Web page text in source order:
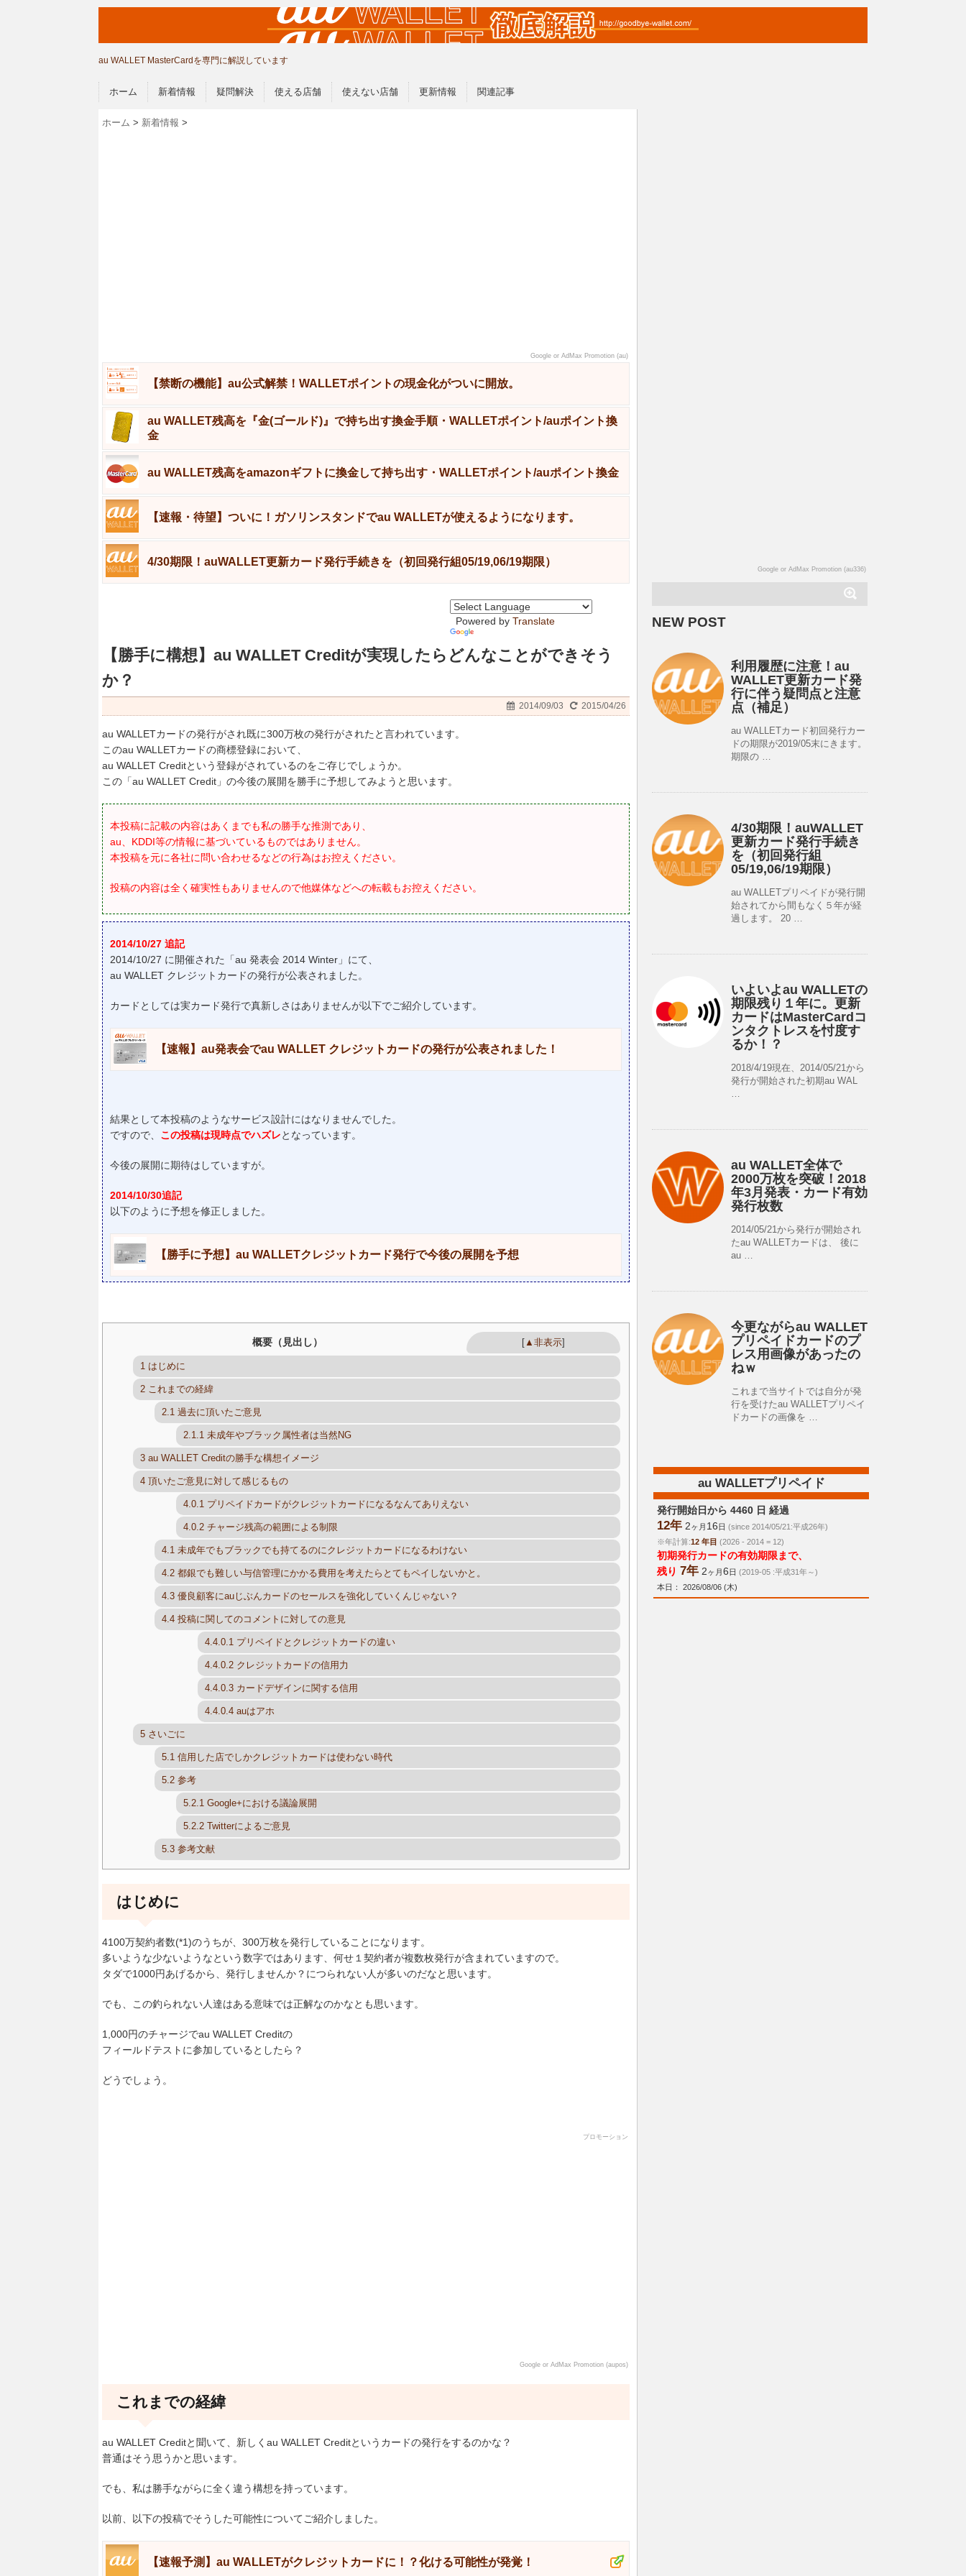
au WALLET MasterCardを専門に解説しています
ホーム 新着情報 疑問解決 使える店舗 使えない店舗 更新情報 関連記事
ホーム > 新着情報 >
Google or AdMax Promotion (au)
【禁断の機能】au公式解禁！WALLETポイントの現金化がついに開放。
au WALLET残高を『金(ゴールド)』で持ち出す換金手順・WALLETポイント/auポイント換
金
au WALLET残高をamazonギフトに換金して持ち出す・WALLETポイント/auポイント換金
【速報・待望】ついに！ガソリンスタンドでau WALLETが使えるようになります。
4/30期限！auWALLET更新カード発行手続きを（初回発行組05/19,06/19期限）
Powered by Translate
【勝手に構想】au WALLET Creditが実現したらどんなことができそう
か？
2014/09/03 2015/04/26
au WALLETカードの発行がされ既に300万枚の発行がされたと言われています。
このau WALLETカードの商標登録において、
au WALLET Creditという登録がされているのをご存じでしょうか。
この「au WALLET Credit」の今後の展開を勝手に予想してみようと思います。
本投稿に記載の内容はあくまでも私の勝手な推測であり、
au、KDDI等の情報に基づいているものではありません。
本投稿を元に各社に問い合わせるなどの行為はお控えください。
投稿の内容は全く確実性もありませんので他媒体などへの転載もお控えください。
2014/10/27 追記
2014/10/27 に開催された「au 発表会 2014 Winter」にて、
au WALLET クレジットカードの発行が公表されました。
カードとしては実カード発行で真新しさはありませんが以下でご紹介しています。
【速報】au発表会でau WALLET クレジットカードの発行が公表されました！
結果として本投稿のようなサービス設計にはなりませんでした。
ですので、 この投稿は現時点でハズレとなっています。
今後の展開に期待はしていますが。
2014/10/30追記
以下のように予想を修正しました。
【勝手に予想】au WALLETクレジットカード発行で今後の展開を予想
概要（見出し） ▲非表示
1 はじめに
2 これまでの経緯
2.1 過去に頂いたご意見
2.1.1 未成年やブラック属性者は当然NG
3 au WALLET Creditの勝手な構想イメージ
4 頂いたご意見に対して感じるもの
4.0.1 プリペイドカードがクレジットカードになるなんてありえない
4.0.2 チャージ残高の範囲による制限
4.1 未成年でもブラックでも持てるのにクレジットカードになるわけない
4.2 都銀でも難しい与信管理にかかる費用を考えたらとてもペイしないかと。
4.3 優良顧客にauじぶんカードのセールスを強化していくんじゃない？
4.4 投稿に関してのコメントに対しての意見
4.4.0.1 プリペイドとクレジットカードの違い
4.4.0.2 クレジットカードの信用力
4.4.0.3 カードデザインに関する信用
4.4.0.4 auはアホ
5 さいごに
5.1 信用した店でしかクレジットカードは使わない時代
5.2 参考
5.2.1 Google+における議論展開
5.2.2 Twitterによるご意見
5.3 参考文献
はじめに
4100万契約者数(*1)のうちが、300万枚を発行していることになります。
多いような少ないようなという数字ではあります、何せ１契約者が複数枚発行が含まれていますので。
タダで1000円あげるから、発行しませんか？につられない人が多いのだなと思います。
でも、この釣られない人達はある意味では正解なのかなとも思います。
1,000円のチャージでau WALLET Creditの
フィールドテストに参加しているとしたら？
どうでしょう。
プロモーション
Google or AdMax Promotion (aupos)
これまでの経緯
au WALLET Creditと聞いて、新しくau WALLET Creditというカードの発行をするのかな？
普通はそう思うかと思います。
でも、私は勝手ながらに全く違う構想を持っています。
以前、以下の投稿でそうした可能性についてご紹介しました。
【速報予測】au WALLETがクレジットカードに！？化ける可能性が発覚！
Google or AdMax Promotion (au336)
NEW POST
利用履歴に注意！au
WALLET更新カード発
行に伴う疑問点と注意
点（補足）
au WALLETカード初回発行カー
ドの期限が2019/05末にきます。
期限の …
4/30期限！auWALLET
更新カード発行手続き
を（初回発行組
05/19,06/19期限）
au WALLETプリペイドが発行開
始されてから間もなく５年が経
過します。 20 …
いよいよau WALLETの
期限残り１年に。更新
カードはMasterCardコ
ンタクトレスを忖度す
るか！？
2018/4/19現在、2014/05/21から
発行が開始された初期au WAL
…
au WALLET全体で
2000万枚を突破！2018
年3月発表・カード有効
発行枚数
2014/05/21から発行が開始され
たau WALLETカードは、 後に
au …
今更ながらau WALLET
プリペイドカードのプ
レス用画像があったの
ねｗ
これまで当サイトでは自分が発
行を受けたau WALLETプリペイ
ドカードの画像を …
au WALLETプリペイド
発行開始日から 4460 日 経過
12年 2ヶ月 16日 (since 2014/05/21:平成26年)
※年計算:12 年目 (2026 - 2014 = 12)
初期発行カードの有効期限まで、
残り 7年 2ヶ月6日 (2019-05 :平成31年～)
本日： 2026/08/06 (木)